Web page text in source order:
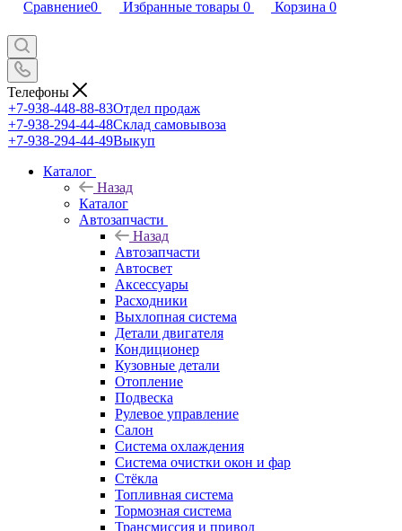
Сравнение0 Избранные товары 0 Корзина 0
Телефоны
+7-938-448-88-83Отдел продаж
+7-938-294-44-48Склад самовывоза
+7-938-294-44-49Выкуп
Каталог
Назад
Каталог
Автозапчасти
Назад
Автозапчасти
Автосвет
Аксессуары
Расходники
Выхлопная система
Детали двигателя
Кондиционер
Кузовные детали
Отопление
Подвеска
Рулевое управление
Салон
Система охлаждения
Система очистки окон и фар
Стёкла
Топливная система
Тормозная система
Трансмиссия и привод